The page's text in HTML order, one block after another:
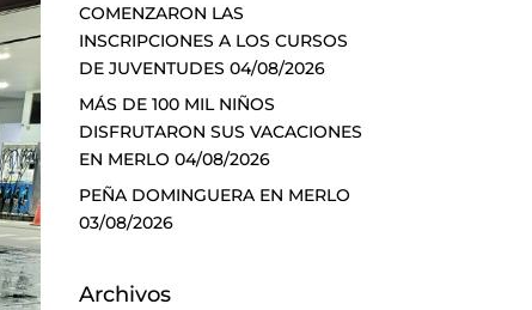
COMENZARON LAS
INSCRIPCIONES A LOS CURSOS
DE JUVENTUDES 04/08/2026
MÁS DE 100 MIL NIÑOS
DISFRUTARON SUS VACACIONES
EN MERLO 04/08/2026
PEÑA DOMINGUERA EN MERLO
03/08/2026
Archivos